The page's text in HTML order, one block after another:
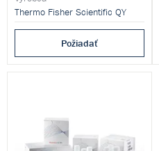
Thermo Fisher Scientific QY
Požiadať